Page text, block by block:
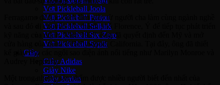
Vợt Pickleball Joola
Vợt Pickleball Proton
Vợt Pickleball Selkirk
Vợt Pickleball Six Zero
Vợt Pickleball Sypik
Giày
Giày Adidas
Giày Nike
Giày Jordan
Ferragamo đã học cách làm giày từ người cha làm cùng ngành nghề
và sau đó di chuyển đến thành phố Florence, Ý để tiếp tục phát triển
kỹ năng của mình. Năm 1927, ông đã quyết định đến Mỹ và mở
cửa hàng của mình ở Hollywood, California. Tại đây, ông đã thiết
kế giày cho các ngôi sao điện ảnh nổi tiếng như Marilyn Monroe và
Audrey Hepburn.
Một trong những sản phẩm được nhiều người biết đến nhất của